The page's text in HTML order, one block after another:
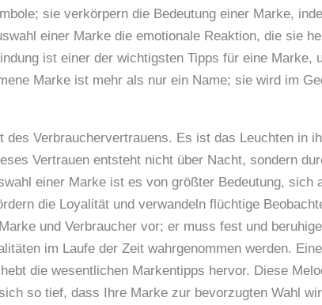
sie verkörpern die Bedeutung einer Marke,
einer Marke die emotionale Reaktion, die sie
ist einer der wichtigsten Tipps für eine Marke,
Marke ist mehr als nur ein Name; sie wird im
Verbrauchervertrauens. Es ist das Leuchten in
Vertrauen entsteht nicht über Nacht, sondern
einer Marke ist es von größter Bedeutung, sich
die Loyalität und verwandeln flüchtige
und Verbraucher vor; er muss fest und
im Laufe der Zeit wahrgenommen werden.
die wesentlichen Markentipps hervor. Diese
so tief, dass Ihre Marke zur bevorzugten Wahl